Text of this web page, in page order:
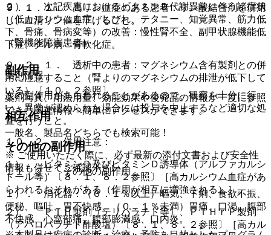
９．１．１． 高リン血症のある患者：リン酸結合剤を併用
し、血清リン値を下げること。
（腎機能障害患者）
９．２．１． 透析中の患者：マグネシウム含有製剤との併
用に注意すること（腎よりのマグネシウムの排泄が低下して
いる）〔１０．２参照〕。
相互作用
１０．２． 併用注意：
１）． ビタミンＤ及びビタミンＤ誘導体（アルファカルシ
ドール等）〔８．１、８．２参照〕［高カルシウム血症があ
らわれるおそれがある（作用が相互に増強される）］。
２）． ＰＴＨ製剤（テリパラチド等）、ＰＴＨｒＰ製剤
（アバロパラチド酢酸塩）〔８．１、８．２参照〕［高カル
２）． 次記疾患におけるビタミンＤ代謝異常に伴う諸症状
（低カルシウム血症、しびれ、テタニー、知覚異常、筋力低
下、骨痛、骨病変等）の改善：慢性腎不全、副甲状腺機能低
下症、クル病・骨軟化症。
副作用
次の副作用があらわれることがあるので、観察を十分に行
い、異常が認められた場合には投与を中止するなど適切な処
置を行うこと。
その他の副作用
１１．２． その他の副作用
１）． 消化器：（０．１％以上）嘔気、下痢、食欲不振、
便秘、嘔吐、胃不快感、（０．１％未満）胃痛、口渇、腹部
不快感、心窩部痛、腹部膨満感、口内炎。
薬剤情報
薬剤写真、用法用量、効能効果や後発品の情報が一度に参照
でき、関連情報へ簡単にアクセスができます。
一般名、製品名どちらでも検索可能！
※ ご使用いただく際に、必ず最新の添付文書および安全性
情報も併せてご確認下さい。